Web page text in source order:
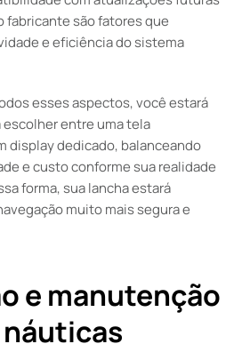
fabricante são fatores que
e eficiência do sistema
esses aspectos, você estará
escolher entre uma tela
display dedicado, balanceando
e custo conforme sua realidade
forma, sua lancha estará
muito mais segura e
e manutenção